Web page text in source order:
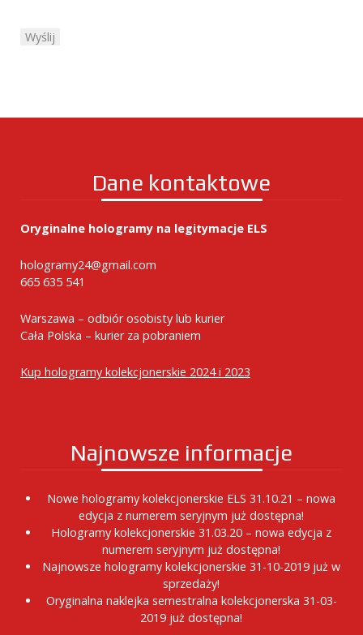
Dane kontaktowe
Oryginalne hologramy na legitymacje ELS
hologramy24@gmail.com
665 635 541
Warszawa – odbiór osobisty lub kurier
Cała Polska – kurier za pobraniem
Kup hologramy kolekcjonerskie 2024 i 2023
Najnowsze informacje
Nowe hologramy kolekcjonerskie ELS 31.10.21 – nowa
edycja z numerem seryjnym już dostępna!
Hologramy kolekcjonerskie 31.03.20 – nowa edycja z
numerem seryjnym już dostępna!
Najnowsze hologramy kolekcjonerskie 31-10-2019 już w
sprzedaży!
Oryginalna naklejka semestralna kolekcjonerska 31-03-
2019 już dostępna!